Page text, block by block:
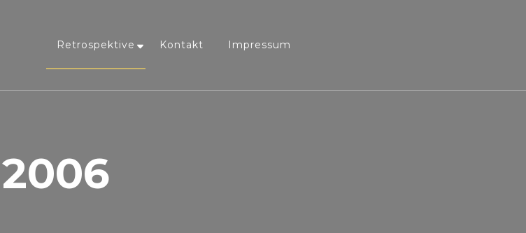
Retrospektive Kontakt Impressum
2006